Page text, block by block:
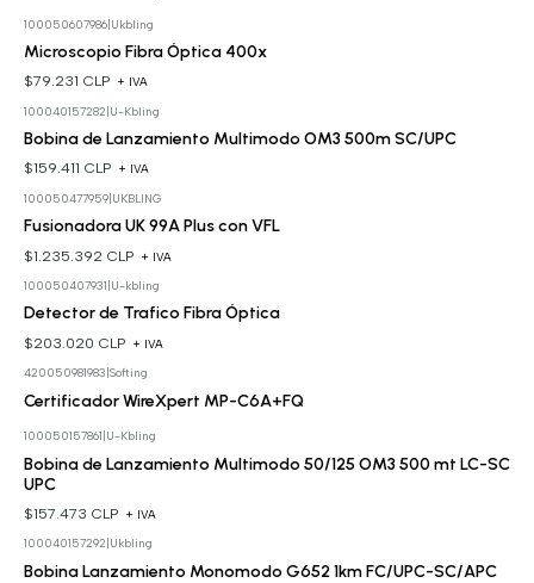
100050607986| Ukbling
Microscopio Fibra Óptica 400x
$79.231 CLP + IVA
100040157282 U-Kbling
Bobina de Lanzamiento Multimodo OM3 500m SC/UPC
$159.411 CLP + IVA
100050477959| UKBLING
Fusionadora UK 99A Plus con VFL
$1.235.392 CLP + IVA
100050407931 U-kbling
Detector de Trafico Fibra Óptica
$203.020 CLP + IVA
420050981983 Softing
Certificador WireXpert MP-C6A+FQ
100050157861 U-Kbling
Bobina de Lanzamiento Multimodo 50/125 OM3 500 mt LC-SC
UPC
$157.473 CLP + IVA
100040157292 Ukbling
Bobina Lanzamiento Monomodo G652 1km FC/UPC-SC/APC